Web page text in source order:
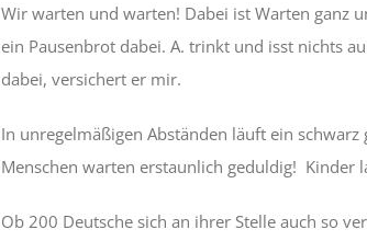
Wir warten und warten! Dabei ist Warten ganz
ein Pausenbrot dabei. A. trinkt und isst nichts
dabei, versichert er mir.
In unregelmäßigen Abständen läuft ein
Menschen warten erstaunlich geduldig! Kinder
Ob 200 Deutsche sich an ihrer Stelle auch so